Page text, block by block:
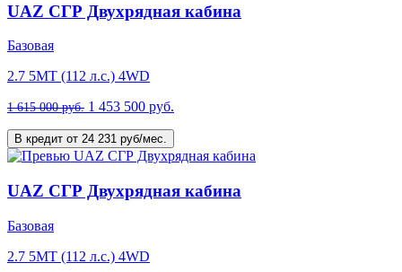
UAZ СГР Двухрядная кабина
Базовая
2.7 5MT (112 л.с.) 4WD
1 615 000 руб. 1 453 500 руб.
В кредит от 24 231 руб/мес.
UAZ СГР Двухрядная кабина
Базовая
2.7 5MT (112 л.с.) 4WD